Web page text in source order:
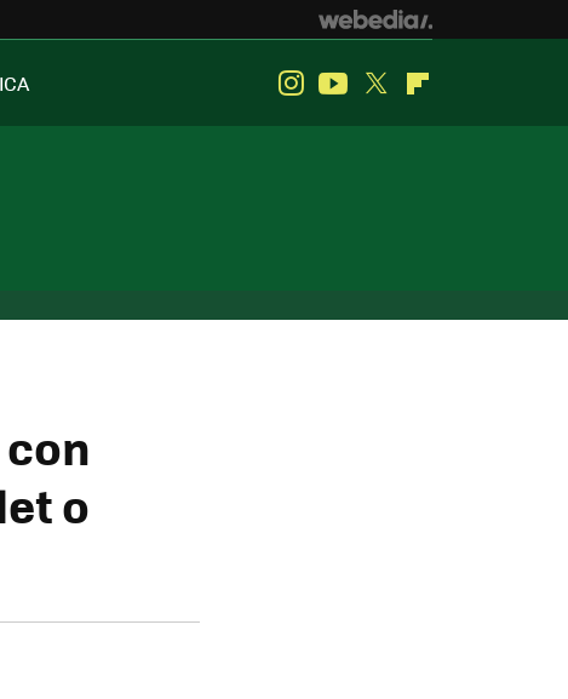
InstagramYoutube
Twitter
o